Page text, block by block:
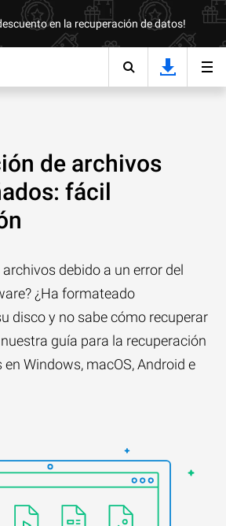
en la recuperación de datos!
de archivos
fácil
debido a un error del
¿Ha formateado
disco y no sabe cómo recuperar
guía para la recuperación
en Windows, macOS, Android e